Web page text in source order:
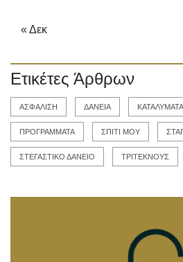
« Δεκ
Ετικέτες Άρθρων
ΑΣΦΑΛΙΣΗ ΔΑΝΕΙΑ ΚΑΤΑΛΥΜΑΤΑ
ΠΡΟΓΡΑΜΜΑΤΑ ΣΠΙΤΙ ΜΟΥ
ΣΤΕΓΑΣΤΙΚΟ ΔΑΝΕΙΟ ΤΡΙΤΕΚΝΟΥΣ